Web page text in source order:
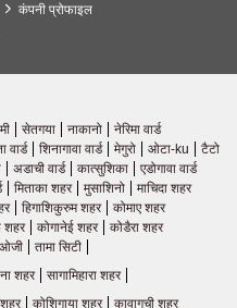
कंपनी प्रोफाइल
सेतगया नाकानो
नेरिमा वार्ड
वार्ड शिनागावा वार्ड मेगुरो ओटा-ku
टैटो
अडाची वार्ड कात्सुशिका
एडोगावा वार्ड
मिताका शहर मुसाशिनो
माचिदा शहर
हिगाशिकुरुम शहर
कोमाए शहर
शहर कोगानेई शहर
कोडैरा शहर
तामा सिटी
शहर
सागामिहारा शहर
कोशिगाया शहर कावागुची शहर